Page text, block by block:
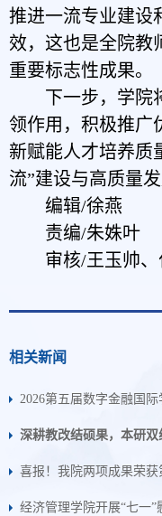
推进一流专业建设
效，这也是全院教
重要标志性成果。
下一步，学院
领作用，积极推广
新赋能人才培养质
流”建设与高质量发
编辑/徐燕
责编/朱姝叶
审核/王玉帅、
相关新闻
2026第五届数字金融国
深耕教改结硕果，本研双
喜报！我院两项成果荣
经济管理学院开展“七一”